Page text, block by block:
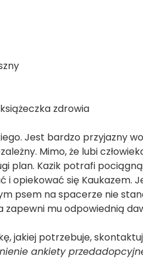
zdrowia
Jest bardzo przyjazny
Mimo, że lubi
plan. Kazik potrafi
i opiekować się Kaukazem.
psem na spacerze nie
mu odpowiednią
jakiej potrzebuje,
ankiety